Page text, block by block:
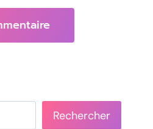
Rechercher